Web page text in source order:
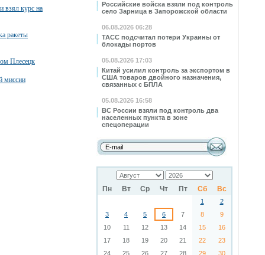
Российские войска взяли под контроль
село Зарница в Запорожской области
06.08.2026 06:28
ТАСС подсчитал потери Украины от
блокады портов
05.08.2026 17:03
Китай усилил контроль за экспортом в
США товаров двойного назначения,
связанных с БПЛА
05.08.2026 16:58
ВС России взяли под контроль два
населенных пункта в зоне
спецоперации
Пн Вт Ср Чт Пт Сб Вс
1
2
3
4 5 6 7 8
9
10
11 12 13 14 15
16
17
18 19 20 21 22
23
24
25 26 27 28 29 30
взял курс на
ракеты
Плесецк
миссии